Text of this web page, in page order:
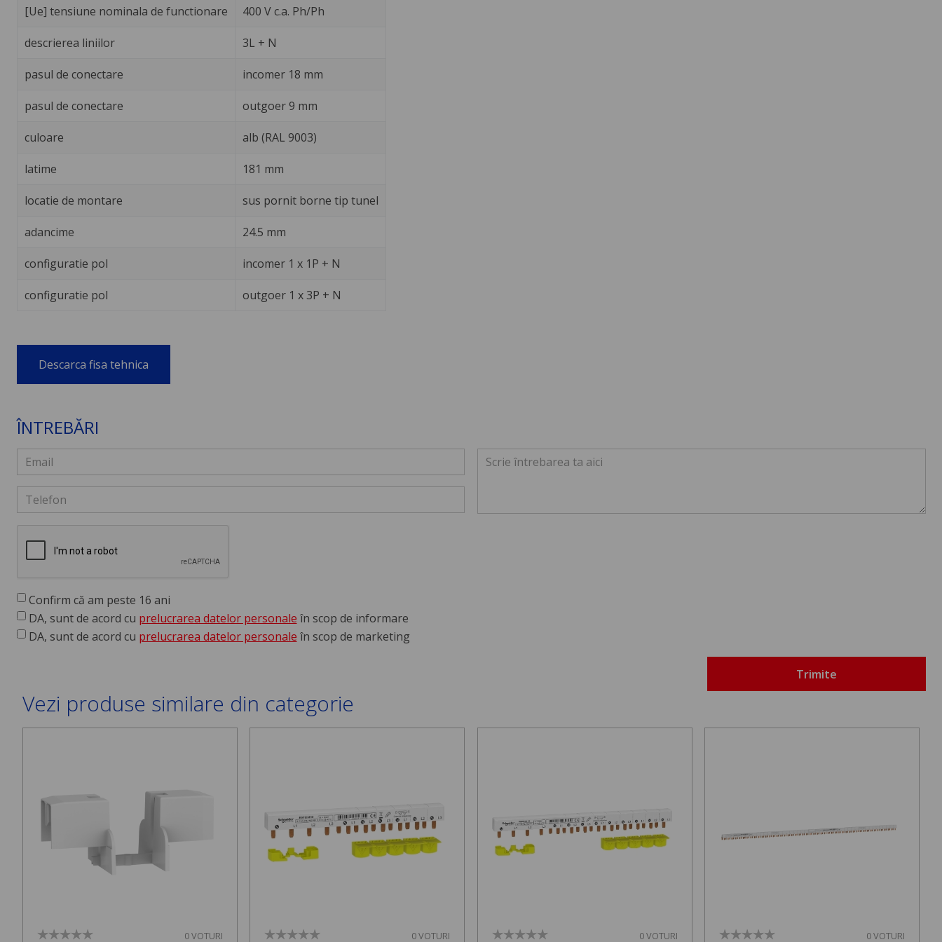
[Ue] tensiune nominala de functionare 400 V c.a. Ph/Ph
descrierea liniilor 3L + N
pasul de conectare incomer 18 mm
pasul de conectare outgoer 9 mm
culoare alb (RAL 9003)
latime 181 mm
locatie de montare sus pornit borne tip tunel
adancime 24.5 mm
configuratie pol incomer 1 x 1P + N
configuratie pol outgoer 1 x 3P + N
Descarca fisa tehnica
ÎNTREBĂRI
Confirm că am peste 16 ani
DA, sunt de acord cu prelucrarea datelor personale în scop de informare
DA, sunt de acord cu prelucrarea datelor personale în scop de marketing
Trimite
Vezi produse similare din categorie
0 VOTURI 0 VOTURI 0 VOTURI 0 VOTURI